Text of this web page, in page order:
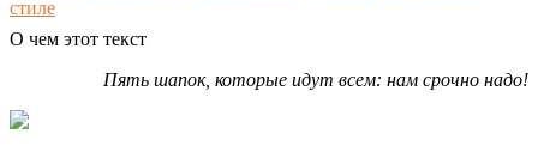
стиле
О чем этот текст
Пять шапок, которые идут всем: нам срочно надо!